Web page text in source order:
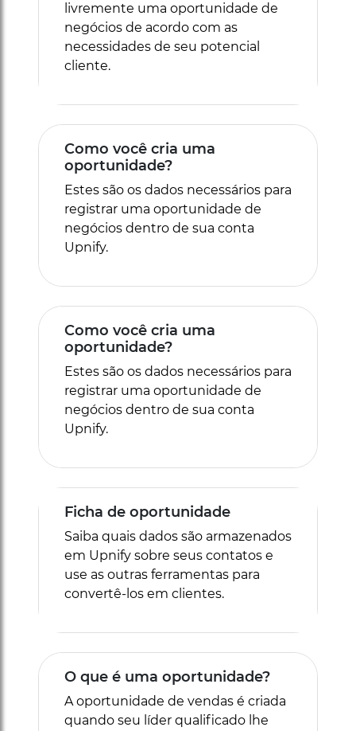
livremente uma oportunidade de
negócios de acordo com as
necessidades de seu potencial
cliente.
Como você cria uma
oportunidade?
Estes são os dados necessários para
registrar uma oportunidade de
negócios dentro de sua conta
Upnify.
Como você cria uma
oportunidade?
Estes são os dados necessários para
registrar uma oportunidade de
negócios dentro de sua conta
Upnify.
Ficha de oportunidade
Saiba quais dados são armazenados
em Upnify sobre seus contatos e
use as outras ferramentas para
convertê-los em clientes.
O que é uma oportunidade?
A oportunidade de vendas é criada
quando seu líder qualificado lhe